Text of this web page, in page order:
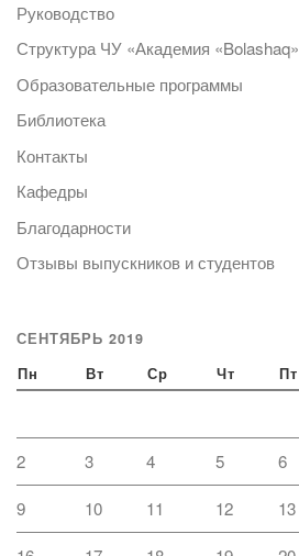
Руководство
Структура ЧУ «Академия «Bolashaq»
Образовательные программы
Библиотека
Контакты
Кафедры
Благодарности
Отзывы выпускников и студентов
СЕНТЯБРЬ 2019
Пн Вт Ср Чт Пт
2 3 4 5 6
9 10 11 12 13